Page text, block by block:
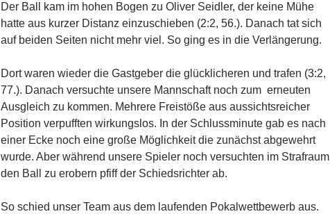
Der Ball kam im hohen Bogen zu Oliver Seidler, der keine Mühe
hatte aus kurzer Distanz einzuschieben (2:2, 56.). Danach tat sich
auf beiden Seiten nicht mehr viel. So ging es in die Verlängerung.
Dort waren wieder die Gastgeber die glücklicheren und trafen (3:2,
77.). Danach versuchte unsere Mannschaft noch zum erneuten
Ausgleich zu kommen. Mehrere Freistöße aus aussichtsreicher
Position verpufften wirkungslos. In der Schlussminute gab es nach
einer Ecke noch eine große Möglichkeit die zunächst abgewehrt
wurde. Aber während unsere Spieler noch versuchten im Strafraum
den Ball zu erobern pfiff der Schiedsrichter ab.
So schied unser Team aus dem laufenden Pokalwettbewerb aus.